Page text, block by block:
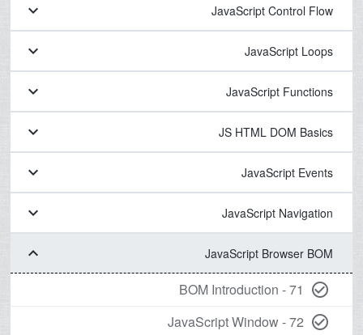
JavaScript Control Flow
keyboard_arrow_down
JavaScript Loops
keyboard_arrow_down
JavaScript Functions
keyboard_arrow_down
JS HTML DOM Basics
keyboard_arrow_down
JavaScript Events
keyboard_arrow_down
JavaScript Navigation
keyboard_arrow_down
JavaScript Browser BOM
keyboard_arrow_down
check_circle_outline
71 - BOM Introduction
check_circle_outline
72 - JavaScript Window